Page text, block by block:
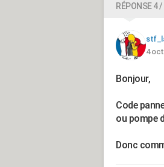
RÉPONSE 4
4
Bonjour,
Code
ou pompe
Donc